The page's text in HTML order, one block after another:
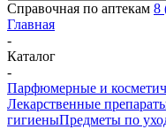
Справочная по аптекам 8
Главная
-
Каталог
-
Парфюмерные и
Лекарственные
гигиеныПредметы по